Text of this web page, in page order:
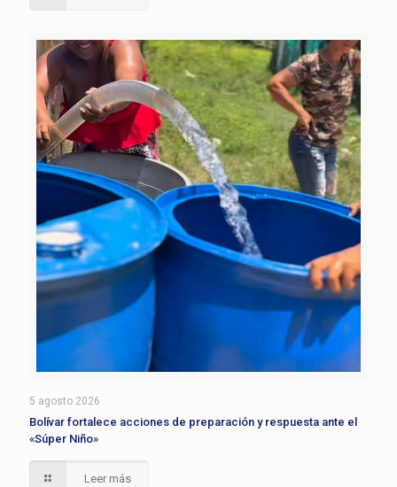
5 agosto 2026
Bolívar fortalece acciones de preparación y respuesta ante el
«Súper Niño»
Leer más